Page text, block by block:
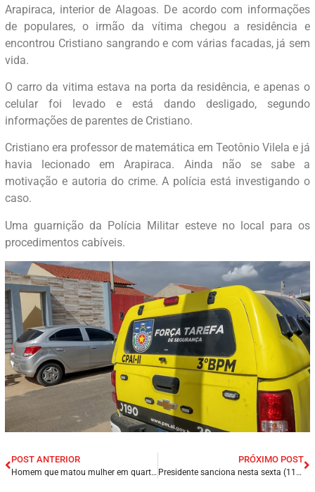
Arapiraca, interior de Alagoas. De acordo com informações
de populares, o irmão da vítima chegou a residência e
encontrou Cristiano sangrando e com várias facadas, já sem
vida.
O carro da vitima estava na porta da residência, e apenas o
celular foi levado e está dando desligado, segundo
informações de parentes de Cristiano.
Cristiano era professor de matemática em Teotônio Vilela e já
havia lecionado em Arapiraca. Ainda não se sabe a
motivação e autoria do crime. A polícia está investigando o
caso.
Uma guarnição da Polícia Militar esteve no local para os
procedimentos cabíveis.
POST ANTERIOR
Homem que matou mulher em quarto de hotel é condenado a 19 anos de prisão em São Luís/MA.
PRÓXIMO POST
Presidente sanciona nesta sexta (11/03), da cobrança única de ICMS de combustível.